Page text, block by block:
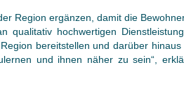
Region ergänzen, damit die
hochwertigen
bereitstellen und darüber
und ihnen näher zu sein“,